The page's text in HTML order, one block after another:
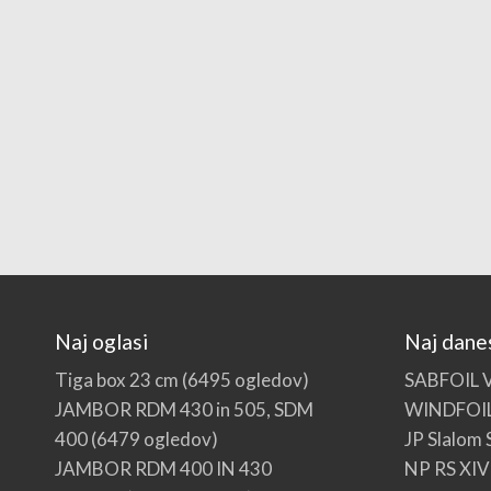
Naj oglasi
Tiga box 23 cm (6495 ogledov)
JAMBOR RDM 430 in 505, SDM
400(6479 ogledov)
JAMBOR RDM 400 IN 430
Naj
SABFOIL
JP Slalom
NP RS